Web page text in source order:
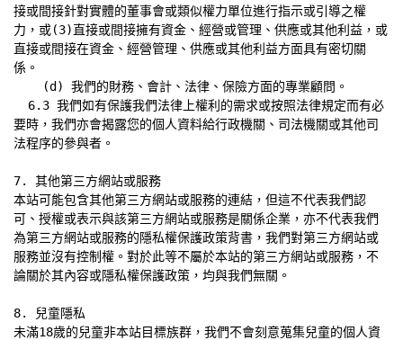
接或間接針對實體的董事會或類似權力單位進行指示或引導之權
力，或(3)直接或間接擁有資金、經營或管理、供應或其他利益，或
直接或間接在資金、經營管理、供應或其他利益方面具有密切關
係。
要時，我們亦會揭露您的個人資料給行政機關、司法機關或其他司
法程序的參與者。
7. 其他第三方網站或服務
本站可能包含其他第三方網站或服務的連結，但這不代表我們認
可、授權或表示與該第三方網站或服務是關係企業，亦不代表我們
為第三方網站或服務的隱私權保護政策背書，我們對第三方網站或
服務並沒有控制權。對於此等不屬於本站的第三方網站或服務，不
論關於其內容或隱私權保護政策，均與我們無關。
8. 兒童隱私
未滿18歲的兒童非本站目標族群，我們不會刻意蒐集兒童的個人資